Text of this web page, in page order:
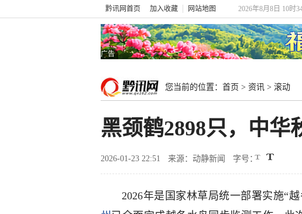
黔讯网首页 加入收藏 网站地图 2026年8月8日 10时
广告
您当前的位置： 首页 > 资讯 > 滚动
黑颈鹤2898只，中
2026-01-23 22:51 来源：动静新闻 字号：
2026年是国家林草局统一部署实施“